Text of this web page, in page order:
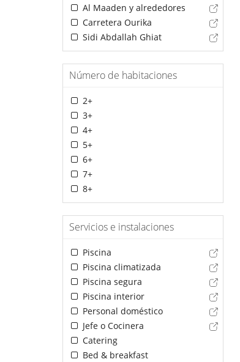
Al Maaden y alrededores
Carretera Ourika
Sidi Abdallah Ghiat
Número de habitaciones
2+
3+
4+
5+
6+
7+
8+
Servicios e instalaciones
Piscina
Piscina climatizada
Piscina segura
Piscina interior
Personal doméstico
Jefe o Cocinera
Catering
Bed & breakfast